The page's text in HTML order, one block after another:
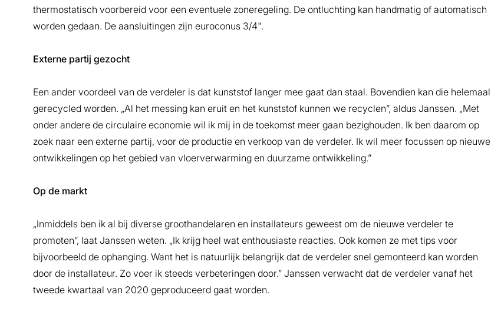
thermostatisch voorbereid voor een eventuele zoneregeling. De ontluchting kan handmatig of automatisch
worden gedaan. De aansluitingen zijn euroconus 3/4".
Externe partij gezocht
Een ander voordeel van de verdeler is dat kunststof langer mee gaat dan staal. Bovendien kan die helemaal
gerecycled worden. „Al het messing kan eruit en het kunststof kunnen we recyclen”, aldus Janssen. „Met
onder andere de circulaire economie wil ik mij in de toekomst meer gaan bezighouden. Ik ben daarom op
zoek naar een externe partij, voor de productie en verkoop van de verdeler. Ik wil meer focussen op nieuwe
ontwikkelingen op het gebied van vloerverwarming en duurzame ontwikkeling.”
Op de markt
„Inmiddels ben ik al bij diverse groothandelaren en installateurs geweest om de nieuwe verdeler te
promoten”, laat Janssen weten. „Ik krijg heel wat enthousiaste reacties. Ook komen ze met tips voor
bijvoorbeeld de ophanging. Want het is natuurlijk belangrijk dat de verdeler snel gemonteerd kan worden
door de installateur. Zo voer ik steeds verbeteringen door.” Janssen verwacht dat de verdeler vanaf het
tweede kwartaal van 2020 geproduceerd gaat worden.